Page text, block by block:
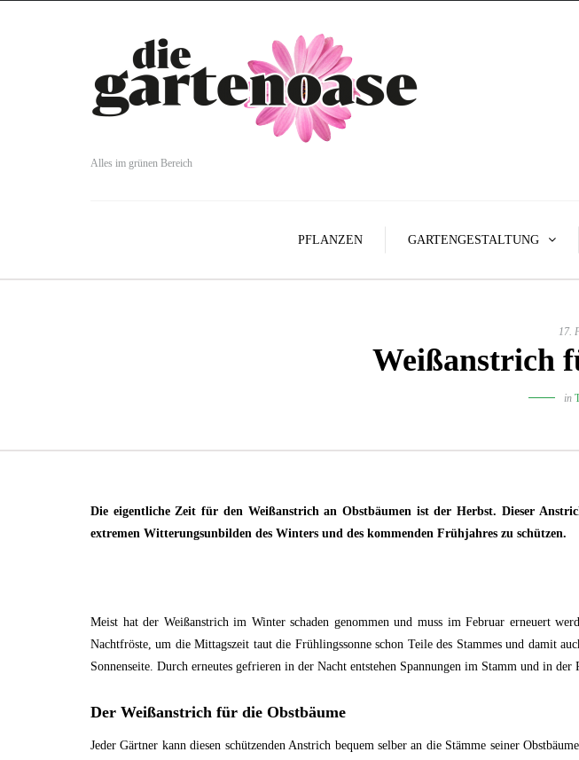
Alles im grünen Bereich
PFLANZEN GARTENGESTALTUNG
17.
Weißanstrich
in
Die eigentliche Zeit für den Weißanstrich an Obstbäumen ist der Herbst. Dieser
extremen Witterungsunbilden des Winters und des kommenden Frühjahres zu schützen.
Meist hat der Weißanstrich im Winter schaden genommen und muss im Februar erneuert
Nachtfröste, um die Mittagszeit taut die Frühlingssonne schon Teile des Stammes und damit
Sonnenseite. Durch erneutes gefrieren in der Nacht entstehen Spannungen im Stamm und in
Der Weißanstrich für die Obstbäume
Jeder Gärtner kann diesen schützenden Anstrich bequem selber an die Stämme seiner